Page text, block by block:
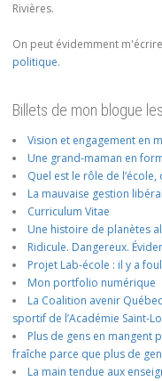
Rivières.
On peut évidemment m'écrire
politique.
Billets de mon blogue
Vision et engagement en
Une grand-maman en
Quel est le rôle de
La mauvaise gestion
Curriculum Vitae
Une histoire de planètes
Ridicule. Dangereux.
Projet Lab-école : il y a
Mon portfolio numérique
La Coalition avenir
sportif de l’Académie Saint-
Plus de gens en mangent
fraîche parce que plus de
La main tendue aux